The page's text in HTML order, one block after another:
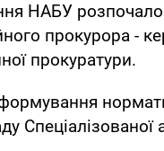
НАБУ
прокурора -
прокуратури.